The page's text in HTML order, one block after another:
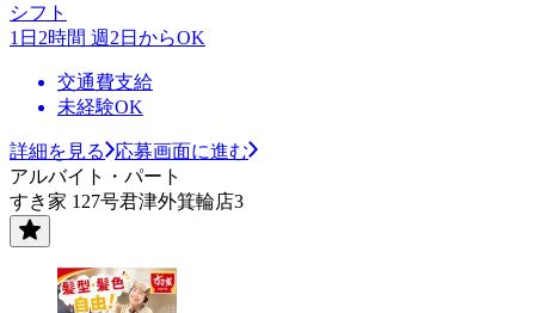
シフト
1日2時間 週2日からOK
交通費支給
未経験OK
詳細を見る
応募画面に進む
アルバイト・パート
すき家 127号君津外箕輪店3